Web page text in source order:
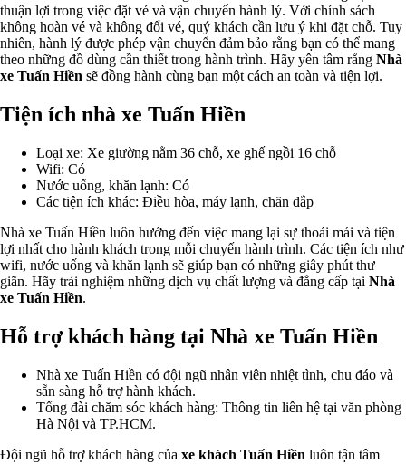
thuận lợi trong việc đặt vé và vận chuyển hành lý. Với chính sách
không hoàn vé và không đổi vé, quý khách cần lưu ý khi đặt chỗ. Tuy
nhiên, hành lý được phép vận chuyển đảm bảo rằng bạn có thể mang
theo những đồ dùng cần thiết trong hành trình. Hãy yên tâm rằng Nhà
xe Tuấn Hiền sẽ đồng hành cùng bạn một cách an toàn và tiện lợi.
Tiện ích nhà xe Tuấn Hiền
Loại xe: Xe giường nằm 36 chỗ, xe ghế ngồi 16 chỗ
Wifi: Có
Nước uống, khăn lạnh: Có
Các tiện ích khác: Điều hòa, máy lạnh, chăn đắp
Nhà xe Tuấn Hiền luôn hướng đến việc mang lại sự thoải mái và tiện
lợi nhất cho hành khách trong mỗi chuyến hành trình. Các tiện ích như
wifi, nước uống và khăn lạnh sẽ giúp bạn có những giây phút thư
giãn. Hãy trải nghiệm những dịch vụ chất lượng và đẳng cấp tại Nhà
xe Tuấn Hiền.
Hỗ trợ khách hàng tại Nhà xe Tuấn Hiền
Nhà xe Tuấn Hiền có đội ngũ nhân viên nhiệt tình, chu đáo và
sẵn sàng hỗ trợ hành khách.
Tổng đài chăm sóc khách hàng: Thông tin liên hệ tại văn phòng
Hà Nội và TP.HCM.
Đội ngũ hỗ trợ khách hàng của xe khách Tuấn Hiền luôn tận tâm